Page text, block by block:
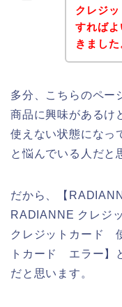
クレジ
すれば
きました
多分、こちらのペー
商品に興味があるけ
使えない状態になっ
と悩んでいる人だと
だから、【
RADIANNE クレジ
クレジットカード
トカード エラー】
だと思います。